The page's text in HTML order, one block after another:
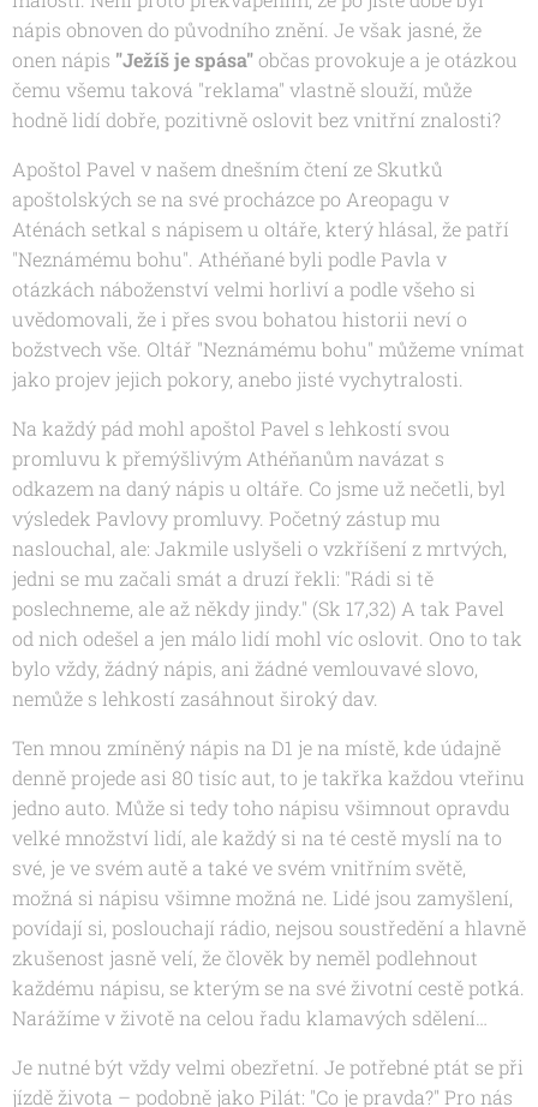
nápis obnoven do původního znění. Je však jasné, že
onen nápis "Ježíš je spása"občas provokuje a je otázkou
čemu všemu taková "reklama" vlastně slouží, může
hodně lidí dobře, pozitivně oslovit bez vnitřní znalosti?
Apoštol Pavel v našem dnešním čtení ze Skutků
apoštolských se na své procházce po Areopagu v
Aténách setkal s nápisem u oltáře, který hlásal, že patří
"Neznámému bohu". Athéňané byli podle Pavla v
otázkách náboženství velmi horliví a podle všeho si
uvědomovali, že i přes svou bohatou historii neví o
božstvech vše. Oltář "Neznámému bohu" můžeme vnímat
jako projev jejich pokory, anebo jisté vychytralosti.
Na každý pád mohl apoštol Pavel s lehkostí svou
promluvu k přemýšlivým Athéňanům navázat s
odkazem na daný nápis u oltáře. Co jsme už nečetli, byl
výsledek Pavlovy promluvy. Početný zástup mu
naslouchal, ale: Jakmile uslyšeli o vzkříšení z mrtvých,
jedni se mu začali smát a druzí řekli: "Rádi si tě
poslechneme, ale až někdy jindy." (Sk 17,32) A tak Pavel
od nich odešel a jen málo lidí mohl víc oslovit. Ono to tak
bylo vždy, žádný nápis, ani žádné vemlouvavé slovo,
nemůže s lehkostí zasáhnout široký dav.
Ten mnou zmíněný nápis na D1 je na místě, kde údajně
denně projede asi 80 tisíc aut, to je takřka každou vteřinu
jedno auto. Může si tedy toho nápisu všimnout opravdu
velké množství lidí, ale každý si na té cestě myslí na to
své, je ve svém autě a také ve svém vnitřním světě,
možná si nápisu všimne možná ne. Lidé jsou zamyšlení,
povídají si, poslouchají rádio, nejsou soustředění a hlavně
zkušenost jasně velí, že člověk by neměl podlehnout
každému nápisu, se kterým se na své životní cestě potká.
Narážíme v životě na celou řadu klamavých sdělení…
Je nutné být vždy velmi obezřetní. Je potřebné ptát se při
jízdě života – podobně jako Pilát: "Co je pravda?" Pro nás